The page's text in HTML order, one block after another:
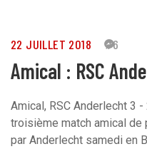
22 JUILLET 2018 76
Amical : RSC
Amical, RSC Anderlecht 3
troisième match amical de
par Anderlecht samedi en